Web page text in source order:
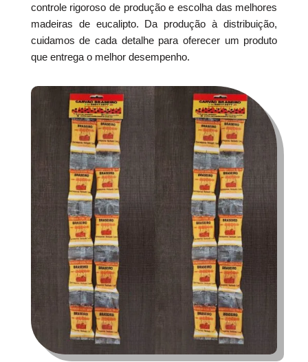
controle rigoroso de produção e escolha das melhores
madeiras de eucalipto. Da produção à distribuição,
cuidamos de cada detalhe para oferecer um produto
que entrega o melhor desempenho.